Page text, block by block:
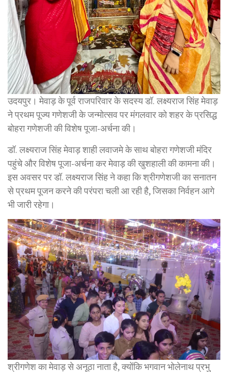
उदयपुर। मेवाड़ के पूर्व राजपरिवार के सदस्य डॉ. लक्ष्यराज सिंह मेवाड़
ने प्रथम पूज्य गणेशजी के जन्मोत्सव पर मंगलवार को शहर के प्रसिद्ध
बोहरा गणेशजी की विशेष पूजा-अर्चना की।
डॉ. लक्ष्यराज सिंह मेवाड़ शाही लवाजमे के साथ बोहरा गणेशजी मंदिर
पहुंचे और विशेष पूजा-अर्चना कर मेवाड़ की खुशहाली की कामना की।
इस अवसर पर डॉ. लक्ष्यराज सिंह ने कहा कि श्रीगणेशजी का सनातन
से प्रथम पूजन करने की परंपरा चली आ रही है, जिसका निर्वहन आगे
भी जारी रहेगा।
श्रीगणेश का मेवाड़ से अनूठा नाता है, क्योंकि भगवान भोलेनाथ प्रभु